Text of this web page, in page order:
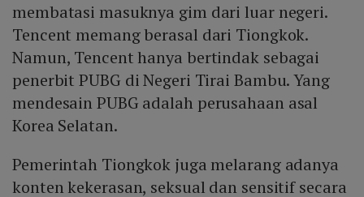
membatasi masuknya gim dari luar negeri.
Tencent memang berasal dari Tiongkok.
Namun, Tencent hanya bertindak sebagai
penerbit PUBG di Negeri Tirai Bambu. Yang
mendesain PUBG adalah perusahaan asal
Korea Selatan.
Pemerintah Tiongkok juga melarang adanya
konten kekerasan, seksual dan sensitif secara